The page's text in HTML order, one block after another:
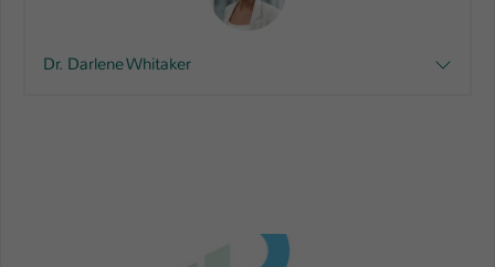
Dr. Darlene Whitaker